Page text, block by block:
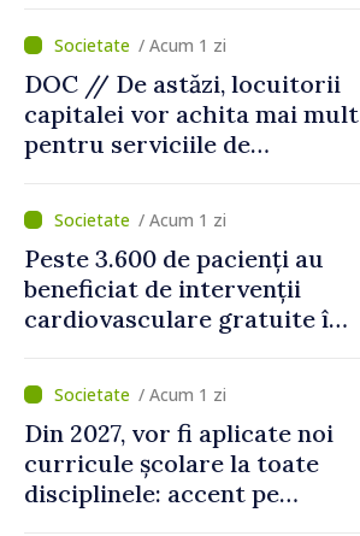
/ Acum 1 zi
DOC // De astăzi, locuitorii
capitalei vor achita mai mult
pentru serviciile de
canalizare
/ Acum 1 zi
Peste 3.600 de pacienți au
beneficiat de intervenții
cardiovasculare gratuite în
/ Acum 1 zi
Din 2027, vor fi aplicate noi
curricule școlare la toate
disciplinele: accent pe